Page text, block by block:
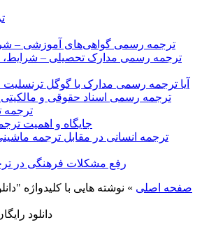
ترجمه رسمی گواهی‌های آموزشی –
ترجمه رسمی مدارک تحصیلی – شرایط،
آیا ترجمه رسمی مدارک با گوگل
ترجمه رسمی اسناد حقوقی و مالکیتی |
جایگاه و اهمیت
ترجمه انسانی در مقابل ترجمه
رفع مشکلات فرهنگی در
صفحه اصلی » نوشته هایی با کلیدواژه
دانلود